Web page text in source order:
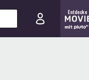
Entdecke